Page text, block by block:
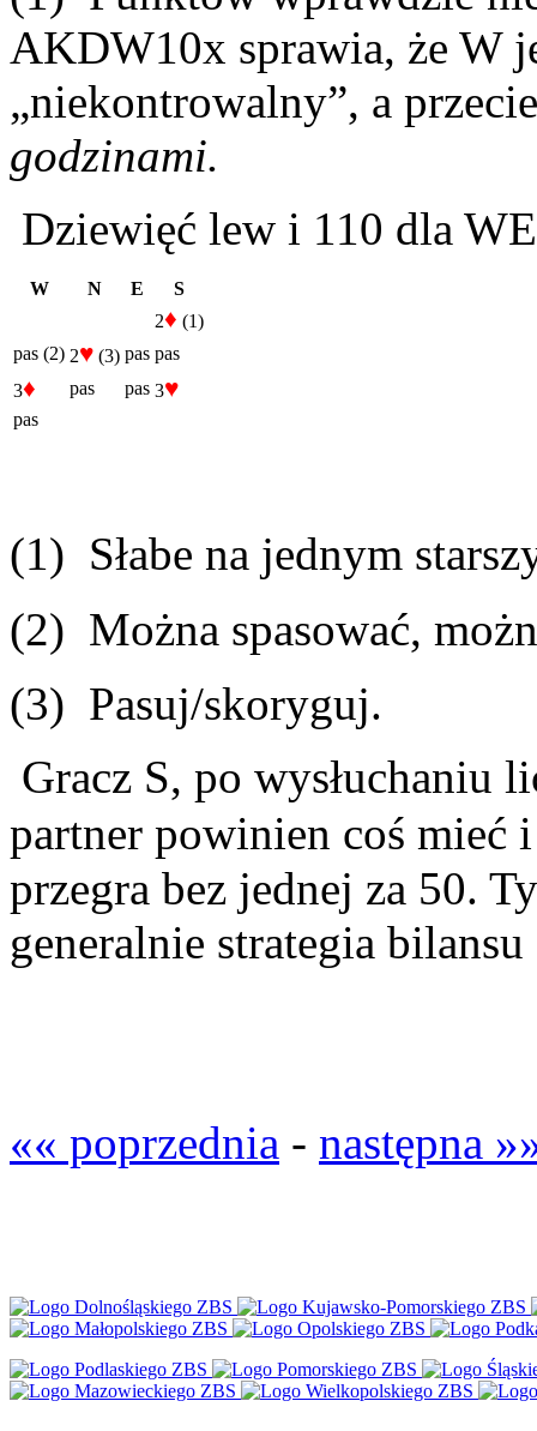
AKDW10x sprawia, że W
„niekontrowalny”, a
godzinami.
Dziewięć lew i 110 dla
W N E
S
2♦ (1)
pas (2) 2♥ (3) pas pas
3♦ pas pas 3♥
pas
(1) Słabe na jednym
(2) Można spasować,
(3) Pasuj/skoryguj.
Gracz S, po wysłuchaniu
partner powinien coś mieć i
przegra bez jednej za 50.
generalnie strategia bilansu
«« poprzednia - następna